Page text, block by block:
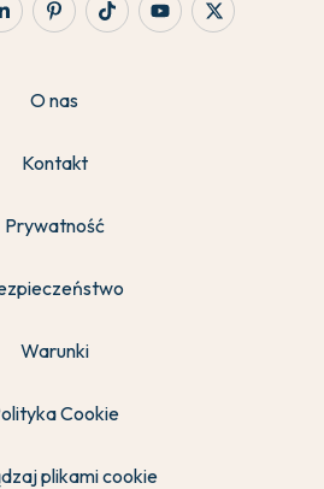
O nas
Kontakt
Prywatność
Warunki
Cookie
plikami cookie